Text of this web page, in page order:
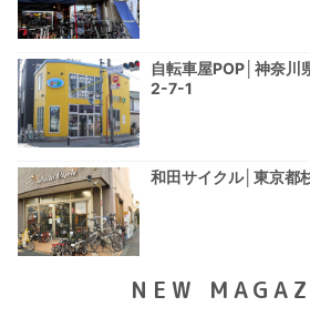
自転車屋POP│神奈川
2-7-1
和田サイクル│東京都
NEW